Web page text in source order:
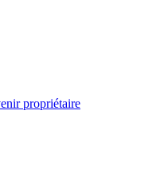
propriétaire